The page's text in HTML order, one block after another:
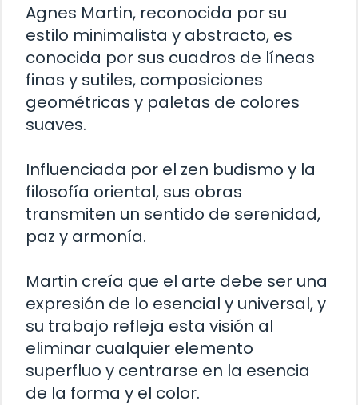
Agnes Martin, reconocida por su
estilo minimalista y abstracto, es
conocida por sus cuadros de líneas
finas y sutiles, composiciones
geométricas y paletas de colores
suaves.
Influenciada por el zen budismo y la
filosofía oriental, sus obras
transmiten un sentido de serenidad,
paz y armonía.
Martin creía que el arte debe ser una
expresión de lo esencial y universal, y
su trabajo refleja esta visión al
eliminar cualquier elemento
superfluo y centrarse en la esencia
de la forma y el color.